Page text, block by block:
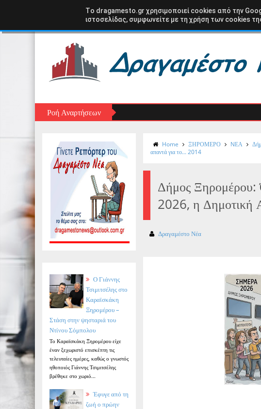
ΑΣΤΑΚΟΣ ΞΗΡΟΜΕΡΟ ΑΙΤΩΛΟΑΚΑΡΝΑΝΙΑ
Ροή Αναρτήσεων
Ο Γιάννης
Τσιμιτσέλης στο
Καραϊσκάκη
Ξηρομέρου –
Στάση στην ψησταριά του
Ντίνου Σόμπολου
Το Καραϊσκάκη Ξηρομέρου είχε
έναν ξεχωριστό επισκέπτη τις
τελευταίες ημέρες, καθώς ο γνωστός
ηθοποιός Γιάννης Τσιμιτσέλης
βρέθηκε στο χωριό...
Έφυγε από τη
ζωή ο πρώην
Home ΞΗΡΟΜΕΡΟ NΕΑ
απαντά για το... 2014
Δήμος Ξηρομέρου:
2026, η Δημοτική
Δραγαμέστο Νέα
Tο dragamesto.gr χρησιμοποιεί cookies από την
ιστοσελίδας, συμφωνείτε με τη χρήση των cookies